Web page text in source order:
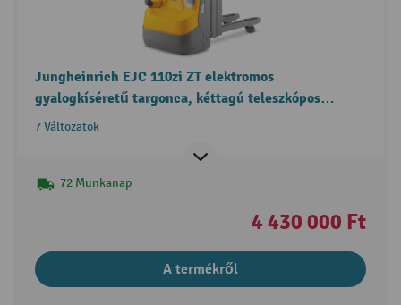
Jungheinrich EJC 110zi ZT elektromos
gyalogkíséretű targonca, kéttagú teleszkópos
emelőoszlop
7 Változatok
72 Munkanap
4 430 000 Ft
A termékről